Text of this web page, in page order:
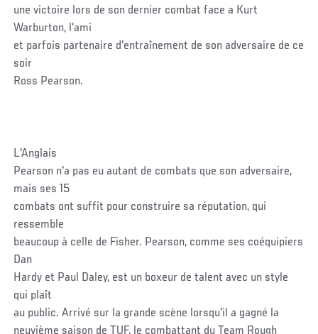
une victoire lors de son dernier combat face a Kurt
Warburton, l'ami
et parfois partenaire d'entraînement de son adversaire de ce
soir
Ross Pearson.
L'Anglais
Pearson n'a pas eu autant de combats que son adversaire,
mais ses 15
combats ont suffit pour construire sa réputation, qui
ressemble
beaucoup à celle de Fisher. Pearson, comme ses coéquipiers
Dan
Hardy et Paul Daley, est un boxeur de talent avec un style
qui plaît
au public. Arrivé sur la grande scène lorsqu'il a gagné la
neuvième saison de TUF, le combattant du Team Rough